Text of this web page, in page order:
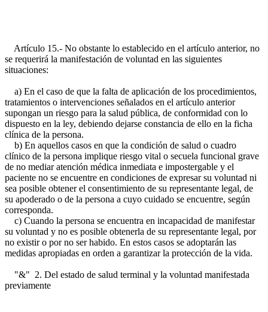
Artículo 15.- No obstante lo establecido en el artículo anterior, no
se requerirá la manifestación de voluntad en las siguientes
situaciones:
a) En el caso de que la falta de aplicación de los procedimientos,
tratamientos o intervenciones señalados en el artículo anterior
supongan un riesgo para la salud pública, de conformidad con lo
dispuesto en la ley, debiendo dejarse constancia de ello en la ficha
clínica de la persona.
b) En aquellos casos en que la condición de salud o cuadro
clínico de la persona implique riesgo vital o secuela funcional grave
de no mediar atención médica inmediata e impostergable y el
paciente no se encuentre en condiciones de expresar su voluntad ni
sea posible obtener el consentimiento de su representante legal, de
su apoderado o de la persona a cuyo cuidado se encuentre, según
corresponda.
c) Cuando la persona se encuentra en incapacidad de manifestar
su voluntad y no es posible obtenerla de su representante legal, por
no existir o por no ser habido. En estos casos se adoptarán las
medidas apropiadas en orden a garantizar la protección de la vida.
"&" 2. Del estado de salud terminal y la voluntad manifestada
previamente